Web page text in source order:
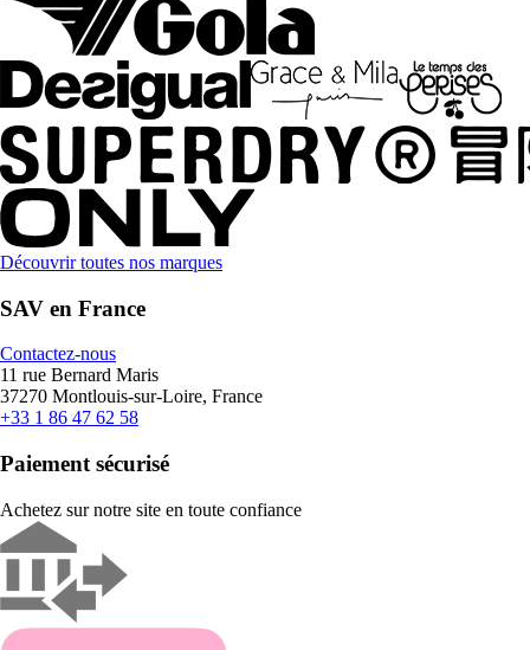
Découvrir toutes nos marques
SAV en France
Contactez-nous
11 rue Bernard Maris
37270 Montlouis-sur-Loire, France
+33 1 86 47 62 58
Paiement sécurisé
Achetez sur notre site en toute confiance